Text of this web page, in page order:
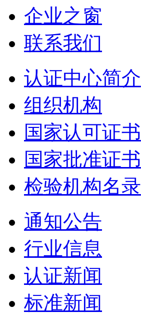
企业之窗
联系我们
认证中心简介
组织机构
国家认可证书
国家批准证书
检验机构名录
通知公告
行业信息
认证新闻
标准新闻